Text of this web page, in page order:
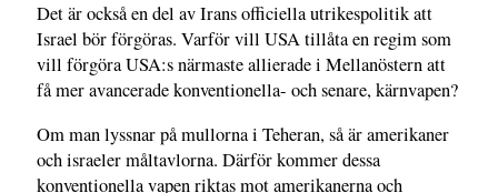
Det är också en del av Irans officiella utrikespolitik att
Israel bör förgöras. Varför vill USA tillåta en regim som
vill förgöra USA:s närmaste allierade i Mellanöstern att
få mer avancerade konventionella- och senare, kärnvapen?
Om man lyssnar på mullorna i Teheran, så är amerikaner
och israeler måltavlorna. Därför kommer dessa
konventionella vapen riktas mot amerikanerna och